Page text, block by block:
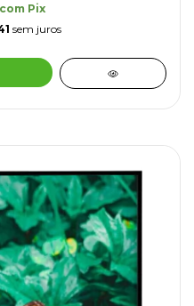
com Pix
sem juros